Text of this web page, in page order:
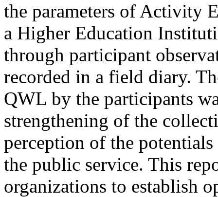
the parameters of Activity
a Higher Education
through participant
recorded in a field diary.
QWL by the participants
strengthening of the
perception of the
the public service. This
organizations to establish